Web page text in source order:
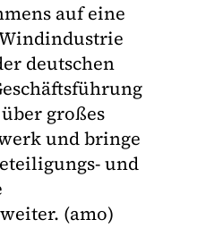
auf eine
deutschen
großes
und bringe
und
(amo)